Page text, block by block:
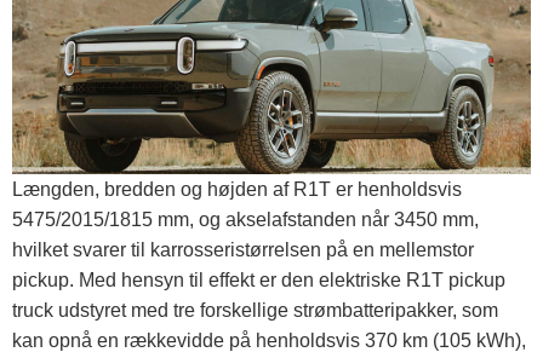
Længden, bredden og højden af ​​R1T er henholdsvis
5475/2015/1815 mm, og akselafstanden når 3450 mm,
hvilket svarer til karrosseristørrelsen på en mellemstor
pickup. Med hensyn til effekt er den elektriske R1T pickup
truck udstyret med tre forskellige strømbatteripakker, som
kan opnå en rækkevidde på henholdsvis 370 km (105 kWh),